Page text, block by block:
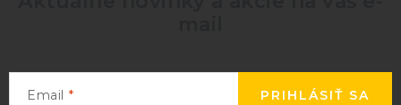
Email PRIHLÁSIŤ SA